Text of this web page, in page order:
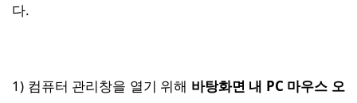
다.
1) 컴퓨터 관리창을 열기 위해 바탕화면 내 PC 마우스 오